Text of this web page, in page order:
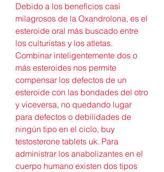
Debido a los beneficios casi
milagrosos de la Oxandrolona, es el
esteroide oral más buscado entre
los culturistas y los atletas.
Combinar inteligentemente dos o
más esteroides nos permite
compensar los defectos de un
esteroide con las bondades del otro
y viceversa, no quedando lugar
para defectos o debilidades de
ningún tipo en el ciclo, buy
testosterone tablets uk. Para
administrar los anabolizantes en el
cuerpo humano existen dos tipos